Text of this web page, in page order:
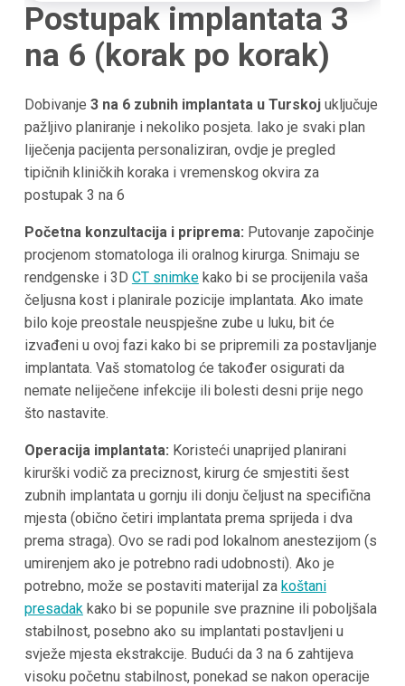
Postupak implantata 3
na 6 (korak po korak)
Dobivanje 3 na 6 zubnih implantata u Turskojuključuje
pažljivo planiranje i nekoliko posjeta. Iako je svaki plan
liječenja pacijenta personaliziran, ovdje je pregled
tipičnih kliničkih koraka i vremenskog okvira za
postupak 3 na 6
Početna konzultacija i priprema: Putovanje započinje
procjenom stomatologa ili oralnog kirurga. Snimaju se
rendgenske i 3D CT snimkekako bi se procijenila vaša
čeljusna kost i planirale pozicije implantata. Ako imate
bilo koje preostale neuspješne zube u luku, bit će
izvađeni u ovoj fazi kako bi se pripremili za postavljanje
implantata. Vaš stomatolog će također osigurati da
nemate neliječene infekcije ili bolesti desni prije nego
što nastavite.
Operacija implantata: Koristeći unaprijed planirani
kirurški vodič za preciznost, kirurg će smjestiti šest
zubnih implantata u gornju ili donju čeljust na specifična
mjesta (obično četiri implantata prema sprijeda i dva
prema straga). Ovo se radi pod lokalnom anestezijom (s
umirenjem ako je potrebno radi udobnosti). Ako je
potrebno, može se postaviti materijal za koštani
presadak kako bi se popunile sve praznine ili poboljšala
stabilnost, posebno ako su implantati postavljeni u
svježe mjesta ekstrakcije. Budući da 3 na 6 zahtijeva
visoku početnu stabilnost, ponekad se nakon operacije